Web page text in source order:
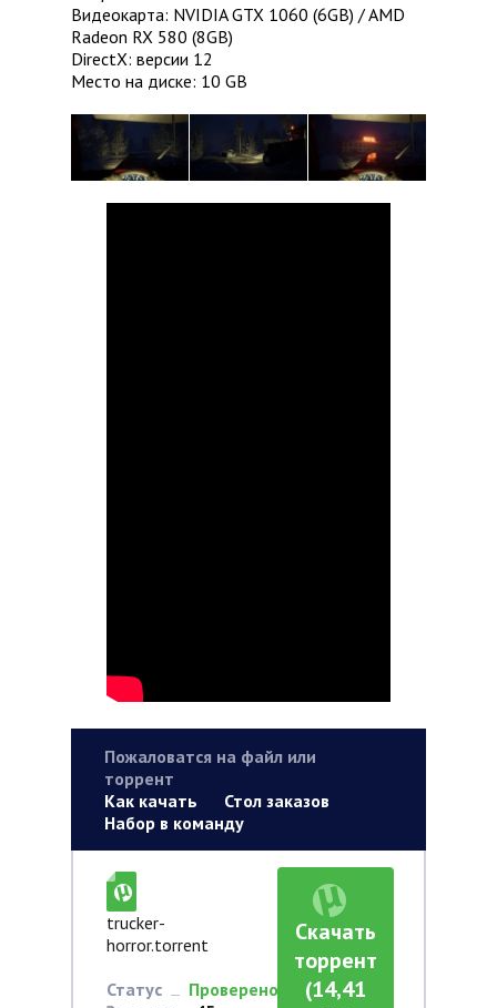
Видеокарта: NVIDIA GTX 1060 (6GB) / AMD
Radeon RX 580 (8GB)
DirectX: версии 12
Место на диске: 10 GB
Пожаловатся на файл или
торрент
Как качать
Стол заказов
Набор в команду
trucker-
horror.torrent
Статус
Проверено
Скачать
торрент
(14,41